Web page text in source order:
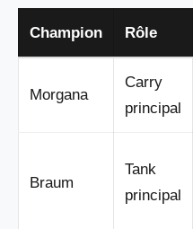
Champion Rôle
Morgana
Carry
principal
Braum
Tank
principal